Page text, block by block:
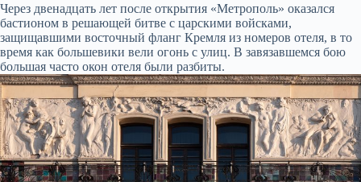
Через двенадцать лет после открытия «Метрополь» оказался
бастионом в решающей битве с царскими войсками,
защищавшими восточный фланг Кремля из номеров отеля, в то
время как большевики вели огонь с улиц. В завязавшемся бою
большая часто окон отеля были разбиты.